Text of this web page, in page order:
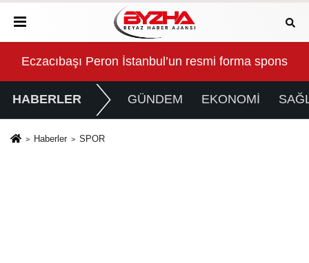
Düzenli Denetim
Eczacıbaşı Peron İstanbul’un resmi forma
HABERLER GÜNDEM EKONOMİ
Haberler SPOR